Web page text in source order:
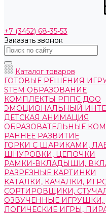
+7 (3452) 68-35-53
Заказать звонок
Каталог товаров
ГОТОВЫЕ РЕШЕНИЯ
STEM ОБРАЗОВАНИЕ
КОМПЛЕКТЫ РППС ДОО
ЭМОЦИОНАЛЬНЫЙ
ДЕТСКАЯ АНИМАЦИЯ
ОБРАЗОВАТЕЛЬНЫЕ
РАННЕЕ РАЗВИТИЕ
ГОРКИ С ШАРИКАМИ,
ШНУРОВКИ, ЦЕПОЧКИ
РАМКИ-ВКЛАДЫШИ,
РАЗРЕЗНЫЕ КАРТИНКИ
КАТАЛКИ, КАЧАЛКИ,
СОРТИРОВЩИКИ,
ОЗВУЧЕННЫЕ ИГРУШКИ,
ЛОГИЧЕСКИЕ ИГРЫ,